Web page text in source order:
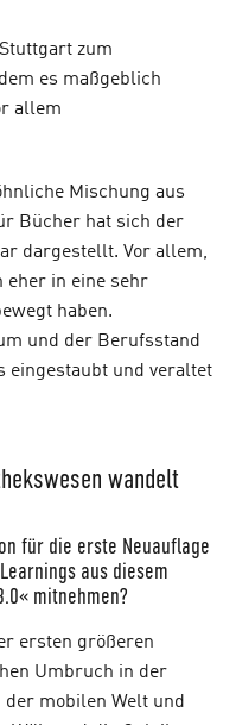
zum
es maßgeblich
allem
Mischung aus
Bücher hat sich der
dargestellt. Vor allem,
eher in eine sehr
haben.
und der Berufsstand
eingestaubt und veraltet
wandelt
für die erste Neuauflage
aus diesem
mitnehmen?
ersten größeren
Umbruch in der
mobilen Welt und